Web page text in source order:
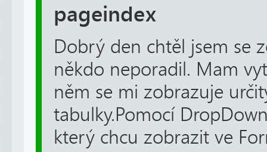
pageindex
Dobrý den chtěl jsem se
někdo neporadil. Mam
něm se mi zobrazuje
tabulky.Pomocí
který chcu zobrazit ve